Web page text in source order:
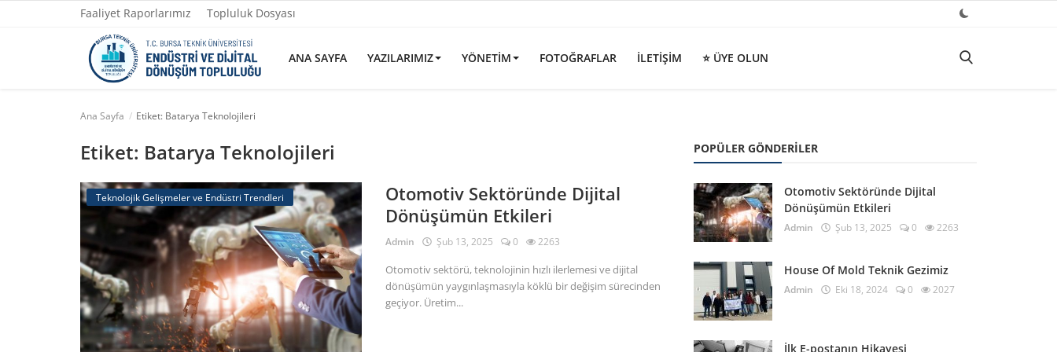
Faaliyet Raporlarımız Topluluk Dosyası
ANA SAYFA YAZILARIMIZ YÖNETIM FOTOĞRAFLAR İLETIŞIM ⭐ ÜYE OLUN
Topluluk Dosyası
Ana Sayfa Etiket: Batarya Teknolojileri
Etiket: Batarya Teknolojileri
Teknolojik Gelişmeler ve Endüstri Trendleri
Otomotiv Sektöründe Dijital
Dönüşümün Etkileri
Admin Şub 13, 2025 0 2263
Otomotiv sektörü, teknolojinin hızlı ilerlemesi ve dijital
dönüşümün yaygınlaşmasıyla köklü bir değişim sürecinden
geçiyor. Üretim...
POPÜLER GÖNDERILER
Otomotiv Sektöründe Dijital
Dönüşümün Etkileri
Admin Şub 13, 2025 0 2263
House Of Mold Teknik Gezimiz
Admin Eki 18, 2024 0 2027
İlk E-postanın Hikayesi